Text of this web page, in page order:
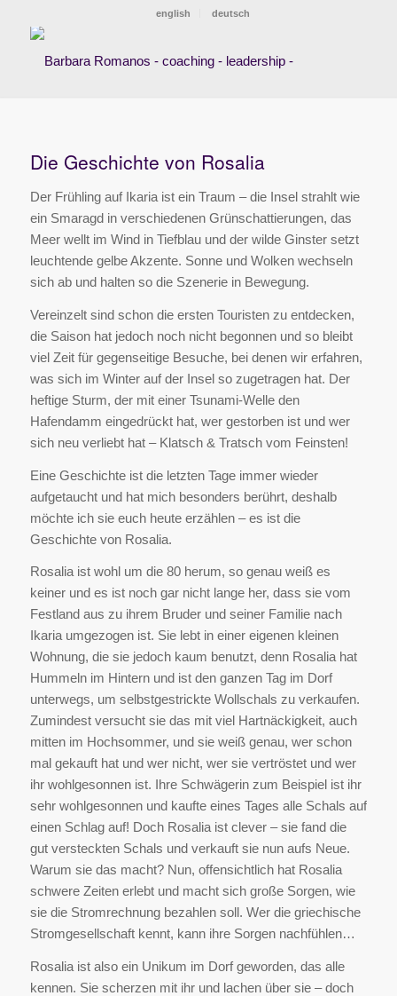
english deutsch
Die Geschichte von Rosalia
Der Frühling auf Ikaria ist ein Traum – die Insel strahlt wie
ein Smaragd in verschiedenen Grünschattierungen, das
Meer wellt im Wind in Tiefblau und der wilde Ginster setzt
leuchtende gelbe Akzente. Sonne und Wolken wechseln
sich ab und halten so die Szenerie in Bewegung.
Vereinzelt sind schon die ersten Touristen zu entdecken,
die Saison hat jedoch noch nicht begonnen und so bleibt
viel Zeit für gegenseitige Besuche, bei denen wir erfahren,
was sich im Winter auf der Insel so zugetragen hat. Der
heftige Sturm, der mit einer Tsunami-Welle den
Hafendamm eingedrückt hat, wer gestorben ist und wer
sich neu verliebt hat – Klatsch & Tratsch vom Feinsten!
Eine Geschichte ist die letzten Tage immer wieder
aufgetaucht und hat mich besonders berührt, deshalb
möchte ich sie euch heute erzählen – es ist die
Geschichte von Rosalia.
Rosalia ist wohl um die 80 herum, so genau weiß es
keiner und es ist noch gar nicht lange her, dass sie vom
Festland aus zu ihrem Bruder und seiner Familie nach
Ikaria umgezogen ist. Sie lebt in einer eigenen kleinen
Wohnung, die sie jedoch kaum benutzt, denn Rosalia hat
Hummeln im Hintern und ist den ganzen Tag im Dorf
unterwegs, um selbstgestrickte Wollschals zu verkaufen.
Zumindest versucht sie das mit viel Hartnäckigkeit, auch
mitten im Hochsommer, und sie weiß genau, wer schon
mal gekauft hat und wer nicht, wer sie vertröstet und wer
ihr wohlgesonnen ist. Ihre Schwägerin zum Beispiel ist ihr
sehr wohlgesonnen und kaufte eines Tages alle Schals auf
einen Schlag auf! Doch Rosalia ist clever – sie fand die
gut versteckten Schals und verkauft sie nun aufs Neue.
Warum sie das macht? Nun, offensichtlich hat Rosalia
schwere Zeiten erlebt und macht sich große Sorgen, wie
sie die Stromrechnung bezahlen soll. Wer die griechische
Stromgesellschaft kennt, kann ihre Sorgen nachfühlen…
Rosalia ist also ein Unikum im Dorf geworden, das alle
kennen. Sie scherzen mit ihr und lachen über sie – doch